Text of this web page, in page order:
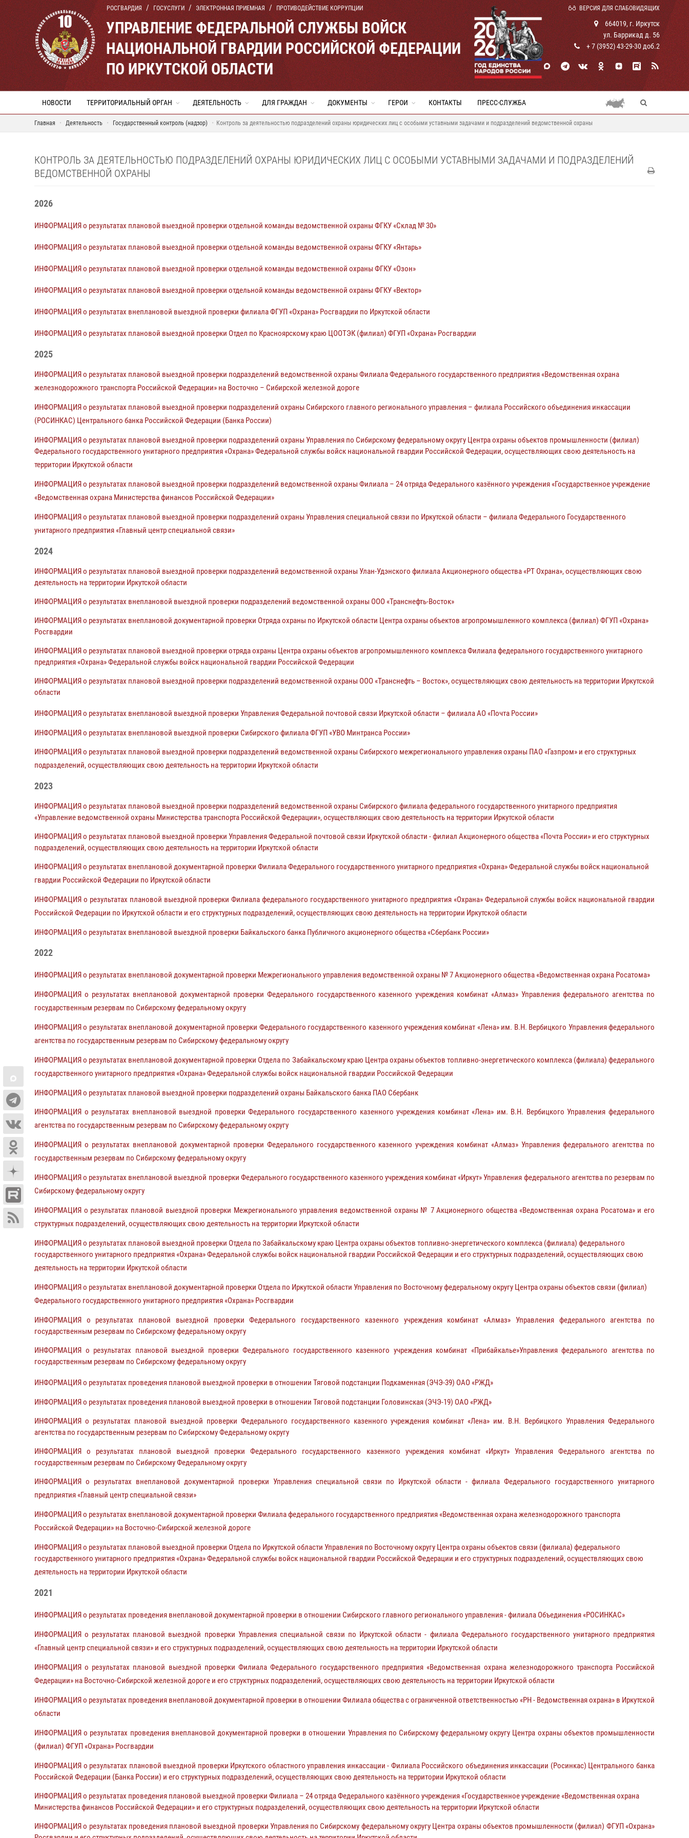
РОСГВАРДИЯ ГОСУСЛУГИ ЭЛЕКТРОННАЯ ПРИЕМНАЯ ПРОТИВОДЕЙСТВИЕ КОРРУПЦИИ ВЕРСИЯ ДЛЯ СЛАБОВИДЯЩИХ
УПРАВЛЕНИЕ ФЕДЕРАЛЬНОЙ СЛУЖБЫ ВОЙСК
НАЦИОНАЛЬНОЙ ГВАРДИИ РОССИЙСКОЙ ФЕДЕРАЦИИ
ПО ИРКУТСКОЙ ОБЛАСТИ
664019, г. Иркутск
ул. Баррикад д. 56
+ 7 (3952) 43-29-30 доб.2
НОВОСТИ ТЕРРИТОРИАЛЬНЫЙ ОРГАН ДЕЯТЕЛЬНОСТЬ ДЛЯ ГРАЖДАН ДОКУМЕНТЫ ГЕРОИ КОНТАКТЫ ПРЕСС-СЛУЖБА
Главная Деятельность Государственный контроль (надзор) Контроль за деятельностью подразделений охраны юридических лиц с особыми уставными задачами и подразделений ведомственной охраны
КОНТРОЛЬ ЗА ДЕЯТЕЛЬНОСТЬЮ ПОДРАЗДЕЛЕНИЙ ОХРАНЫ ЮРИДИЧЕСКИХ ЛИЦ С ОСОБЫМИ УСТАВНЫМИ ЗАДАЧАМИ И ПОДРАЗДЕЛЕНИЙ
ВЕДОМСТВЕННОЙ ОХРАНЫ
2026
ИНФОРМАЦИЯ о результатах плановой выездной проверки отдельной команды ведомственной охраны ФГКУ «Склад № 30»
ИНФОРМАЦИЯ о результатах плановой выездной проверки отдельной команды ведомственной охраны ФГКУ «Янтарь»
ИНФОРМАЦИЯ о результатах плановой выездной проверки отдельной команды ведомственной охраны ФГКУ «Озон»
ИНФОРМАЦИЯ о результатах плановой выездной проверки отдельной команды ведомственной охраны ФГКУ «Вектор»
ИНФОРМАЦИЯ о результатах внеплановой выездной проверки филиала ФГУП «Охрана» Росгвардии по Иркутской области
ИНФОРМАЦИЯ о результатах плановой выездной проверки Отдел по Красноярскому краю ЦООТЭК (филиал) ФГУП «Охрана» Росгвардии
2025
ИНФОРМАЦИЯ о результатах плановой выездной проверки подразделений ведомственной охраны Филиала Федерального государственного предприятия «Ведомственная охрана
железнодорожного транспорта Российской Федерации» на Восточно – Сибирской железной дороге
ИНФОРМАЦИЯ о результатах плановой выездной проверки подразделений охраны Сибирского главного регионального управления – филиала Российского объединения инкассации
(РОСИНКАС) Центрального банка Российской Федерации (Банка России)
ИНФОРМАЦИЯ о результатах плановой выездной проверки подразделений охраны Управления по Сибирскому федеральному округу Центра охраны объектов промышленности (филиал)
Федерального государственного унитарного предприятия «Охрана» Федеральной службы войск национальной гвардии Российской Федерации, осуществляющих свою деятельность на
территории Иркутской области
ИНФОРМАЦИЯ о результатах плановой выездной проверки подразделений ведомственной охраны Филиала – 24 отряда Федерального казённого учреждения «Государственное учреждение
«Ведомственная охрана Министерства финансов Российской Федерации»
ИНФОРМАЦИЯ о результатах плановой выездной проверки подразделений охраны Управления специальной связи по Иркутской области – филиала Федерального Государственного
унитарного предприятия «Главный центр специальной связи»
2024
ИНФОРМАЦИЯ о результатах плановой выездной проверки подразделений ведомственной охраны Улан-Удэнского филиала Акционерного общества «РТ Охрана», осуществляющих свою
деятельность на территории Иркутской области
ИНФОРМАЦИЯ о результатах внеплановой выездной проверки подразделений ведомственной охраны ООО «Транснефть-Восток»
ИНФОРМАЦИЯ о результатах внеплановой документарной проверки Отряда охраны по Иркутской области Центра охраны объектов агропромышленного комплекса (филиал) ФГУП «Охрана»
Росгвардии
ИНФОРМАЦИЯ о результатах плановой выездной проверки отряда охраны Центра охраны объектов агропромышленного комплекса Филиала федерального государственного унитарного
предприятия «Охрана» Федеральной службы войск национальной гвардии Российской Федерации
ИНФОРМАЦИЯ о результатах плановой выездной проверки подразделений ведомственной охраны ООО «Транснефть – Восток», осуществляющих свою деятельность на территории Иркутской
области
ИНФОРМАЦИЯ о результатах внеплановой выездной проверки Управления Федеральной почтовой связи Иркутской области – филиала АО «Почта России»
ИНФОРМАЦИЯ о результатах внеплановой выездной проверки Сибирского филиала ФГУП «УВО Минтранса России»
ИНФОРМАЦИЯ о результатах плановой выездной проверки подразделений ведомственной охраны Сибирского межрегионального управления охраны ПАО «Газпром» и его структурных
подразделений, осуществляющих свою деятельность на территории Иркутской области
2023
ИНФОРМАЦИЯ о результатах плановой выездной проверки подразделений ведомственной охраны Сибирского филиала федерального государственного унитарного предприятия
«Управление ведомственной охраны Министерства транспорта Российской Федерации», осуществляющих свою деятельность на территории Иркутской области
ИНФОРМАЦИЯ о результатах плановой выездной проверки Управления Федеральной почтовой связи Иркутской области - филиал Акционерного общества «Почта России» и его структурных
подразделений, осуществляющих свою деятельность на территории Иркутской области
ИНФОРМАЦИЯ о результатах внеплановой документарной проверки Филиала Федерального государственного унитарного предприятия «Охрана» Федеральной службы войск национальной
гвардии Российской Федерации по Иркутской области
ИНФОРМАЦИЯ о результатах плановой выездной проверки Филиала федерального государственного унитарного предприятия «Охрана» Федеральной службы войск национальной гвардии
Российской Федерации по Иркутской области и его структурных подразделений, осуществляющих свою деятельность на территории Иркутской области
ИНФОРМАЦИЯ о результатах внеплановой выездной проверки Байкальского банка Публичного акционерного общества «Сбербанк России»
2022
ИНФОРМАЦИЯ о результатах внеплановой документарной проверки Межрегионального управления ведомственной охраны № 7 Акционерного общества «Ведомственная охрана Росатома»
ИНФОРМАЦИЯ о результатах внеплановой документарной проверки Федерального государственного казенного учреждения комбинат «Алмаз» Управления федерального агентства по
государственным резервам по Сибирскому федеральному округу
ИНФОРМАЦИЯ о результатах внеплановой документарной проверки Федерального государственного казенного учреждения комбинат «Лена» им. В.Н. Вербицкого Управления федерального
агентства по государственным резервам по Сибирскому федеральному округу
ИНФОРМАЦИЯ о результатах внеплановой документарной проверки Отдела по Забайкальскому краю Центра охраны объектов топливно-энергетического комплекса (филиала) федерального
государственного унитарного предприятия «Охрана» Федеральной службы войск национальной гвардии Российской Федерации
ИНФОРМАЦИЯ о результатах плановой выездной проверки подразделений охраны Байкальского банка ПАО Сбербанк
ИНФОРМАЦИЯ о результатах внеплановой выездной проверки Федерального государственного казенного учреждения комбинат «Лена» им. В.Н. Вербицкого Управления федерального
агентства по государственным резервам по Сибирскому федеральному округу
ИНФОРМАЦИЯ о результатах внеплановой документарной проверки Федерального государственного казенного учреждения комбинат «Алмаз» Управления федерального агентства по
государственным резервам по Сибирскому федеральному округу
ИНФОРМАЦИЯ о результатах внеплановой выездной проверки Федерального государственного казенного учреждения комбинат «Иркут» Управления федерального агентства по резервам по
Сибирскому федеральному округу
ИНФОРМАЦИЯ о результатах плановой выездной проверки Межрегионального управления ведомственной охраны № 7 Акционерного общества «Ведомственная охрана Росатома» и его
структурных подразделений, осуществляющих свою деятельность на территории Иркутской области
ИНФОРМАЦИЯ о результатах плановой выездной проверки Отдела по Забайкальскому краю Центра охраны объектов топливно-энергетического комплекса (филиала) федерального
государственного унитарного предприятия «Охрана» Федеральной службы войск национальной гвардии Российской Федерации и его структурных подразделений, осуществляющих свою
деятельность на территории Иркутской области
ИНФОРМАЦИЯ о результатах внеплановой документарной проверки Отдела по Иркутской области Управления по Восточному федеральному округу Центра охраны объектов связи (филиал)
Федерального государственного унитарного предприятия «Охрана» Росгвардии
ИНФОРМАЦИЯ о результатах плановой выездной проверки Федерального государственного казенного учреждения комбинат «Алмаз» Управления федерального агентства по
государственным резервам по Сибирскому федеральному округу
ИНФОРМАЦИЯ о результатах плановой выездной проверки Федерального государственного казенного учреждения комбинат «Прибайкалье»Управления федерального агентства по
государственным резервам по Сибирскому федеральному округу
ИНФОРМАЦИЯ о результатах проведения плановой выездной проверки в отношении Тяговой подстанции Подкаменная (ЭЧЭ-39) ОАО «РЖД»
ИНФОРМАЦИЯ о результатах проведения плановой выездной проверки в отношении Тяговой подстанции Головинская (ЭЧЭ-19) ОАО «РЖД»
ИНФОРМАЦИЯ о результатах плановой выездной проверки Федерального государственного казенного учреждения комбинат «Лена» им. В.Н. Вербицкого Управления Федерального
агентства по государственным резервам по Сибирскому Федеральному округу
ИНФОРМАЦИЯ о результатах плановой выездной проверки Федерального государственного казенного учреждения комбинат «Иркут» Управления Федерального агентства по
государственным резервам по Сибирскому Федеральному округу
ИНФОРМАЦИЯ о результатах внеплановой документарной проверки Управления специальной связи по Иркутской области - филиала Федерального государственного унитарного
предприятия «Главный центр специальной связи»
ИНФОРМАЦИЯ о результатах внеплановой документарной проверки Филиала федерального государственного предприятия «Ведомственная охрана железнодорожного транспорта
Российской Федерации» на Восточно-Сибирской железной дороге
ИНФОРМАЦИЯ о результатах плановой выездной проверки Отдела по Иркутской области Управления по Восточному округу Центра охраны объектов связи (филиала) федерального
государственного унитарного предприятия «Охрана» Федеральной службы войск национальной гвардии Российской Федерации и его структурных подразделений, осуществляющих свою
деятельность на территории Иркутской области
2021
ИНФОРМАЦИЯ о результатах проведения внеплановой документарной проверки в отношении Сибирского главного регионального управления - филиала Объединения «РОСИНКАС»
ИНФОРМАЦИЯ о результатах плановой выездной проверки Управления специальной связи по Иркутской области - филиала Федерального государственного унитарного предприятия
«Главный центр специальной связи» и его структурных подразделений, осуществляющих свою деятельность на территории Иркутской области
ИНФОРМАЦИЯ о результатах плановой выездной проверки Филиала Федерального государственного предприятия «Ведомственная охрана железнодорожного транспорта Российской
Федерации» на Восточно-Сибирской железной дороге и его структурных подразделений, осуществляющих свою деятельность на территории Иркутской области
ИНФОРМАЦИЯ о результатах проведения внеплановой документарной проверки в отношении Филиала общества с ограниченной ответственностью «РН - Ведомственная охрана» в Иркутской
области
ИНФОРМАЦИЯ о результатах проведения внеплановой документарной проверки в отношении Управления по Сибирскому федеральному округу Центра охраны объектов промышленности
(филиал) ФГУП «Охрана» Росгвардии
ИНФОРМАЦИЯ о результатах плановой выездной проверки Иркутского областного управления инкассации - Филиала Российского объединения инкассации (Росинкас) Центрального банка
Российской Федерации (Банка России) и его структурных подразделений, осуществляющих свою деятельность на территории Иркутской области
ИНФОРМАЦИЯ о результатах проведения плановой выездной проверки Филиала – 24 отряда Федерального казённого учреждения «Государственное учреждение «Ведомственная охрана
Министерства финансов Российской Федерации» и его структурных подразделений, осуществляющих свою деятельность на территории Иркутской области
ИНФОРМАЦИЯ о результатах проведения плановой выездной проверки Управления по Сибирскому федеральному округу Центра охраны объектов промышленности (филиал) ФГУП «Охрана»